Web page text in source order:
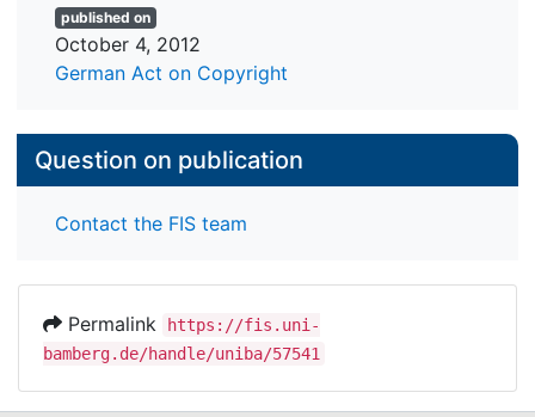
published on
October 4, 2012
German Act on Copyright
Question on publication
Contact the FIS team
Permalink
https://fis.uni-
bamberg.de/handle/uniba/57541